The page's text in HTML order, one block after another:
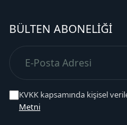
BÜLTEN ABONELIĞI
KVKK kapsamında kişisel
Metni